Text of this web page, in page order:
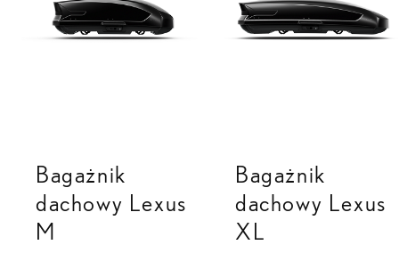
Bagażnik
dachowy Lexus
M
Bagażnik
dachowy Lexus
XL